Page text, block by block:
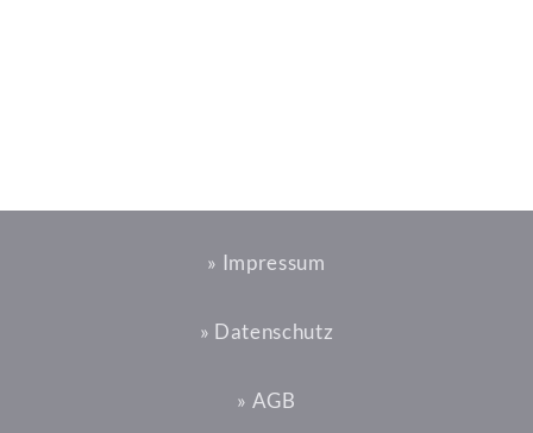
» Impressum
» Datenschutz
» AGB